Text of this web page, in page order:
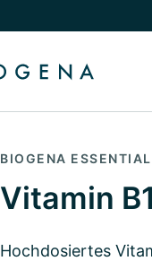
BIOGENA
Vitamin
Hochdosiertes